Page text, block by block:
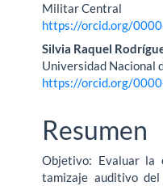
Militar Central
https://orcid.org/
Silvia Raquel
Universidad Nacional
https://orcid.org/
Resumen
Objetivo: Evaluar la
tamizaje auditivo